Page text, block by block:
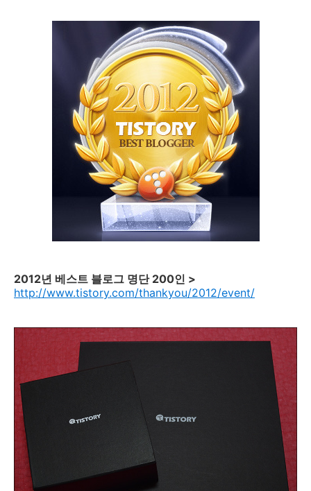
2012년 베스트 블로그 명단 200인 >
http://www.tistory.com/thankyou/2012/event/